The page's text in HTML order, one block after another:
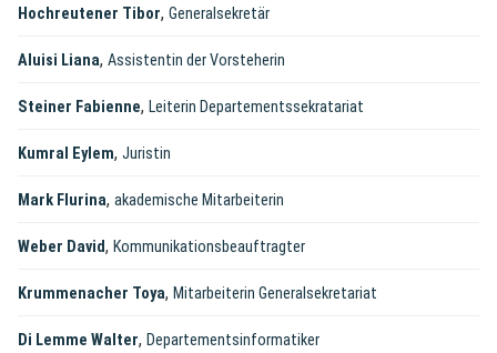
Hochreutener Tibor, Generalsekretär
Aluisi Liana, Assistentin der Vorsteherin
Steiner Fabienne, Leiterin Departementssekratariat
Kumral Eylem, Juristin
Mark Flurina, akademische Mitarbeiterin
Weber David, Kommunikationsbeauftragter
Krummenacher Toya, Mitarbeiterin Generalsekretariat
Di Lemme Walter, Departementsinformatiker